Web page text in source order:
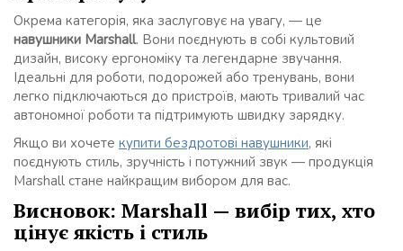
Окрема категорія, яка заслуговує на увагу, — це
навушники Marshall. Вони поєднують в собі культовий
дизайн, високу ергономіку та легендарне звучання.
Ідеальні для роботи, подорожей або тренувань, вони
легко підключаються до пристроїв, мають тривалий час
автономної роботи та підтримують швидку зарядку.
Якщо ви хочете купити бездротові навушники, які
поєднують стиль, зручність і потужний звук — продукція
Marshall стане найкращим вибором для вас.
Висновок: Marshall — вибір тих, хто
цінує якість і стиль